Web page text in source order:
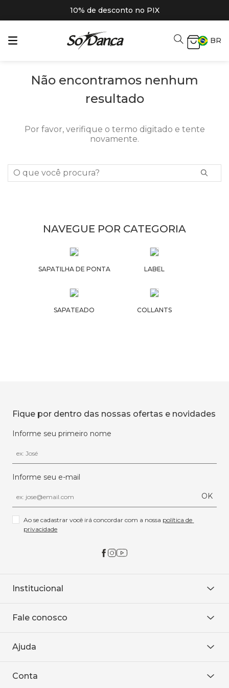
10% de desconto no PIX
BR
Não encontramos nenhum
resultado
Por favor, verifique o termo digitado e tente
novamente.
O que você procura?
NAVEGUE POR CATEGORIA
SAPATILHA DE PONTA LABEL
SAPATEADO COLLANTS
Fique por dentro das nossas ofertas e novidades
Informe seu primeiro nome
Informe seu e-mail
OK
Ao se cadastrar você irá concordar com a nossa política de
privacidade
Institucional
Onde encontrar
Baixe o APP
Fale conosco
WhatsApp
Ajuda
Política de entrega
Conta